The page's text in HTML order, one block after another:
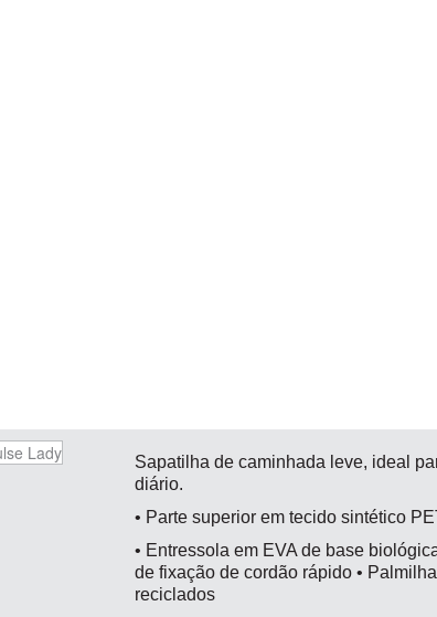
Sapatilha de caminhada leve, ideal
diário.
• Parte superior em tecido sintético
• Entressola em EVA de base
de fixação de cordão rápido •
reciclados